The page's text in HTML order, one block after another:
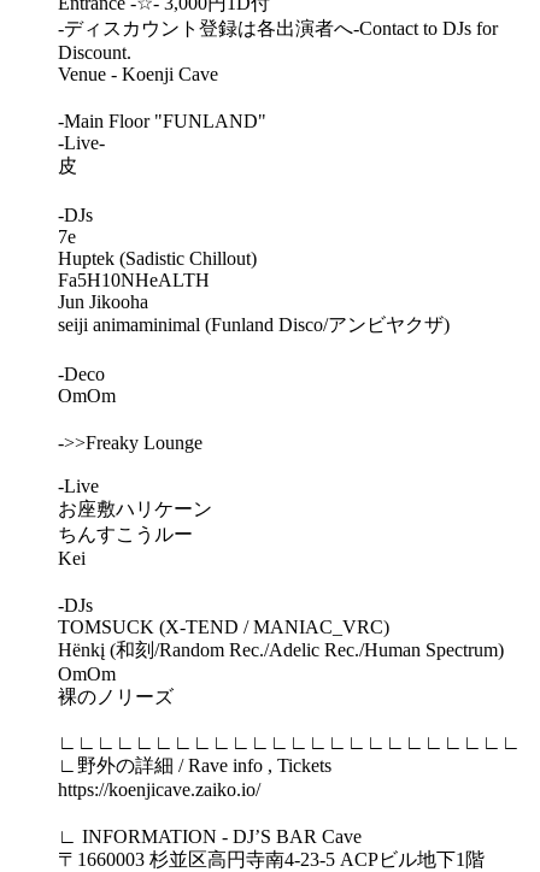
-ディスカウント登録は各出演者へ-Contact to DJs for
Discount.
Venue - Koenji Cave
-Main Floor "FUNLAND"
-Live-
皮
-DJs
7e
Huptek (Sadistic Chillout)
Fa5H10NHeALTH
Jun Jikooha
seiji animaminimal (Funland Disco/アンビヤクザ)
-Deco
OmOm
->>Freaky Lounge
-Live
お座敷ハリケーン
ちんすこうルー
Kei
-DJs
TOMSUCK (X-TEND / MANIAC_VRC)
Hënkį (和刻/Random Rec./Adelic Rec./Human Spectrum)
OmOm
裸のノリーズ
∟∟∟∟∟∟∟∟∟∟∟∟∟∟∟∟∟∟∟∟∟∟∟∟
∟野外の詳細 / Rave info , Tickets
https://koenjicave.zaiko.io/
∟ INFORMATION - DJ’S BAR Cave
〒1660003 杉並区高円寺南4-23-5 ACPビル地下1階